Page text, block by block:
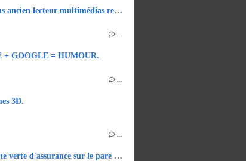
WINAMP le plus ancien lecteur multimédias revient.
+ GOOGLE = HUMOUR.
3D.
Fin de la vignette verte d'assurance sur le pare brise.